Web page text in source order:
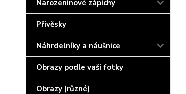
Narozeninové zápichy
Přívěsky
Náhrdelníky a náušnice
Obrazy podle vaší fotky
Obrazy (různé)